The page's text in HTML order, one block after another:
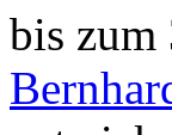
bis zum